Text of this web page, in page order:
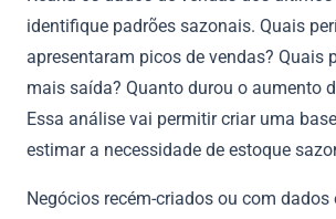
identifique padrões sazonais. Quais
apresentaram picos de vendas? Quais
mais saída? Quanto durou o aumento
Essa análise vai permitir criar uma
estimar a necessidade de estoque
Negócios recém-criados ou com dados